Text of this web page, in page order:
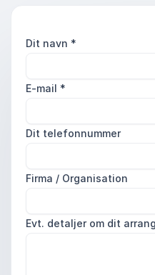
Dit navn *
E-mail *
Dit telefonnummer
Firma / Organisation
Evt. detaljer om dit